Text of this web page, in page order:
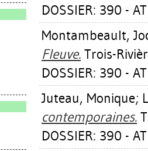
DOSSIER: 390 -
Montambeault,
Fleuve. Trois-
DOSSIER: 390 -
Juteau, Monique;
contemporaines.
DOSSIER: 390 -